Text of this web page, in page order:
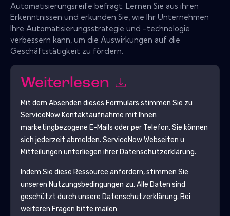
Automatisierungsreife befragt. Lernen Sie aus ihren
Erkenntnissen und erkunden Sie, wie Ihr Unternehmen
Ihre Automatisierungsstrategie und -technologie
verbessern kann, um die Auswirkungen auf die
Geschäftstätigkeit zu fördern.
Weiterlesen
Mit dem Absenden dieses Formulars stimmen Sie zu
ServiceNowKontaktaufnahme mit Ihnen
marketingbezogene E-Mails oder per Telefon. Sie können
sich jederzeit abmelden. ServiceNowWebseiten u
Mitteilungen unterliegen ihrer Datenschutzerklärung.
Indem Sie diese Ressource anfordern, stimmen Sie
unseren Nutzungsbedingungen zu. Alle Daten sind
geschützt durch unsere Datenschutzerklärung. Bei
weiteren Fragen bitte mailen